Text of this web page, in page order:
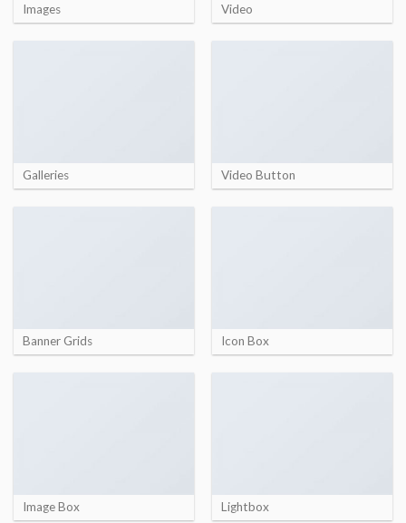
Images Video
Galleries Video Button
Banner Grids Icon Box
Image Box Lightbox